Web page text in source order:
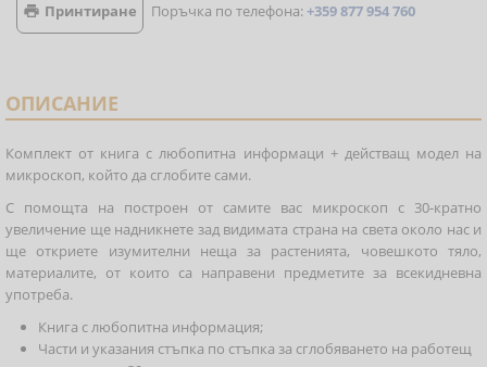
 Принтиране Поръчка по телефона:+359 877 954 760
ОПИСАНИЕ
Комплект от книга с любопитна информаци + действащ модел на
микроскоп, който да сглобите сами.
С помощта на построен от самите вас микроскоп с 30-кратно
увеличение ще надникнете зад видимата страна на света около нас и
ще откриете изумителни неща за растенията, човешкото тяло,
материалите, от които са направени предметите за всекидневна
употреба.
Книга с любопитна информация;
Части и указания стъпка по стъпка за сглобяването на работещ